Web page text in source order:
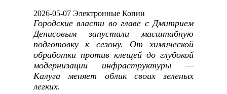
2026-05-07 Электронные Копии
Городские власти во главе с Дмитрием
Денисовым запустили масштабную
подготовку к сезону. От химической
обработки против клещей до глубокой
модернизации инфраструктуры —
Калуга меняет облик своих зеленых
легких.